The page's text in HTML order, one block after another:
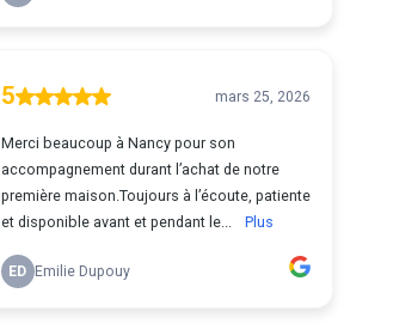
5 mars 25, 2026
Merci beaucoup à Nancy pour son
accompagnement durant l’achat de notre
première maison.Toujours à l’écoute, patiente
et disponible avant et pendant le...
Plus
ED Emilie Dupouy